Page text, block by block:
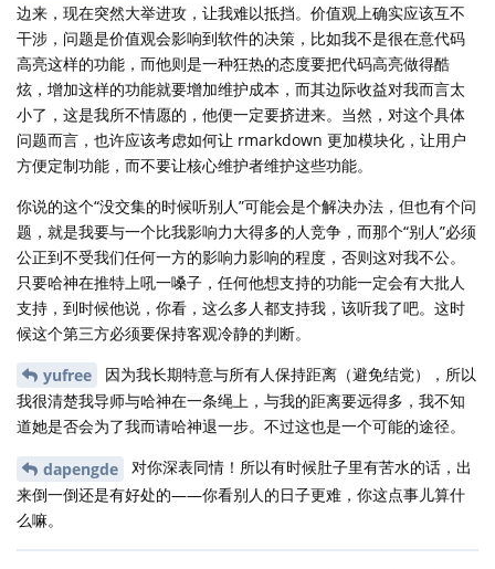
边来，现在突然大举进攻，让我难以抵挡。价值观上确实应该互不
干涉，问题是价值观会影响到软件的决策，比如我不是很在意代码
高亮这样的功能，而他则是一种狂热的态度要把代码高亮做得酷
炫，增加这样的功能就要增加维护成本，而其边际收益对我而言太
小了，这是我所不情愿的，他便一定要挤进来。当然，对这个具体
问题而言，也许应该考虑如何让 rmarkdown 更加模块化，让用户
方便定制功能，而不要让核心维护者维护这些功能。
你说的这个“没交集的时候听别人”可能会是个解决办法，但也有个问
题，就是我要与一个比我影响力大得多的人竞争，而那个“别人”必须
公正到不受我们任何一方的影响力影响的程度，否则这对我不公。
只要哈神在推特上吼一嗓子，任何他想支持的功能一定会有大批人
支持，到时候他说，你看，这么多人都支持我，该听我了吧。这时
候这个第三方必须要保持客观冷静的判断。
yufree
因为我长期特意与所有人保持距离（避免结党），所以
我很清楚我导师与哈神在一条绳上，与我的距离要远得多，我不知
道她是否会为了我而请哈神退一步。不过这也是一个可能的途径。
dapengde
对你深表同情！所以有时候肚子里有苦水的话，出
来倒一倒还是有好处的——你看别人的日子更难，你这点事儿算什
么嘛。